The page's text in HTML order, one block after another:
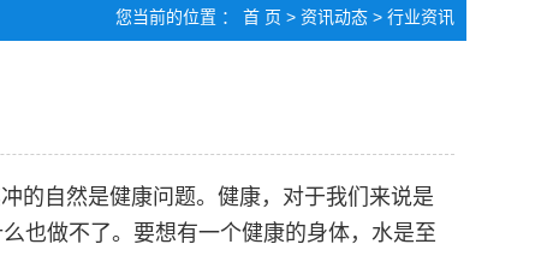
您当前的位置 ： 首 页 > 资讯动态 > 行业资讯
的自然是健康问题。健康，对于我们来说是
也做不了。要想有一个健康的身体，水是至